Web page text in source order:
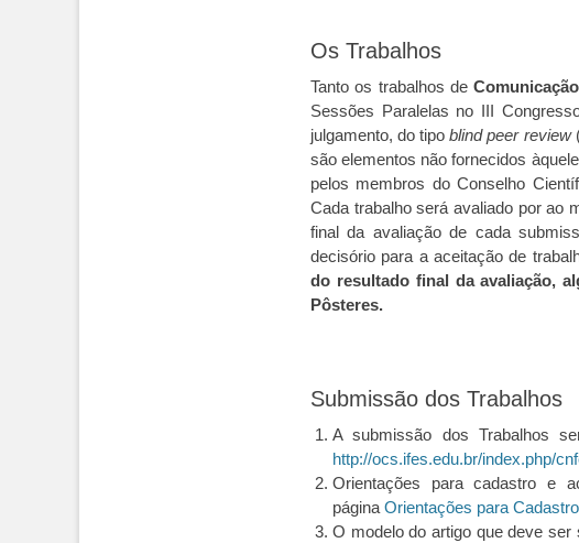
Os Trabalhos
Tanto os trabalhos de
Sessões Paralelas no III
julgamento, do tipoblind peer review
são elementos não fornecidos
pelos membros do Conselho
Cada trabalho será avaliado por ao
final da avaliação de cada
decisório para a aceitação de
do resultado final da avaliação,
Pôsteres.
Submissão dos Trabalhos
A submissão dos Trabalhos
http://ocs.ifes.edu.br/index.php/
Orientações para cadastro e
página Orientações para
O modelo do artigo que deve